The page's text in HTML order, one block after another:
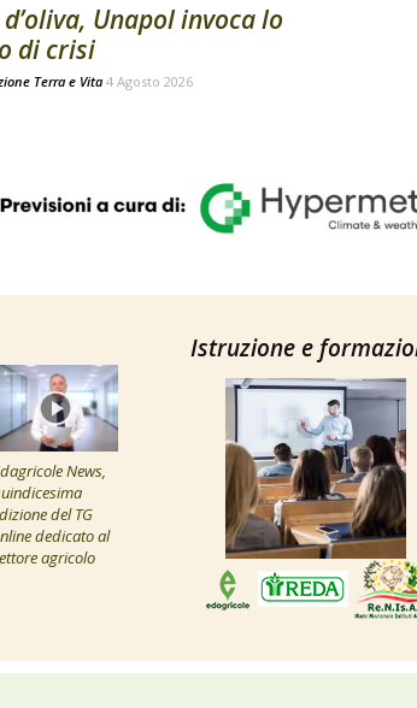
Unapol invoca lo
di crisi
Terra e Vita4 Agosto 2026
News,
del TG
dedicato al
agricolo
Istruzione e